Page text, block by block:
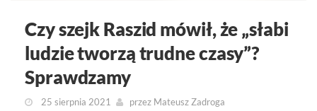
Czy szejk Raszid mówił, że „słabi
ludzie tworzą trudne czasy”?
Sprawdzamy
25 sierpnia 2021 przez Mateusz Zadroga